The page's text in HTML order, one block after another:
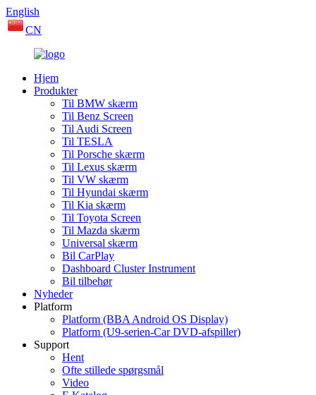
English
CN
Hjem
Produkter
Til BMW skærm
Til Benz Screen
Til Audi Screen
Til TESLA
Til Porsche skærm
Til Lexus skærm
Til VW skærm
Til Hyundai skærm
Til Kia skærm
Til Toyota Screen
Til Mazda skærm
Universal skærm
Bil CarPlay
Dashboard Cluster Instrument
Bil tilbehør
Nyheder
Platform
Platform (BBA Android OS Display)
Platform (U9-serien-Car DVD-afspiller)
Support
Hent
Ofte stillede spørgsmål
Video